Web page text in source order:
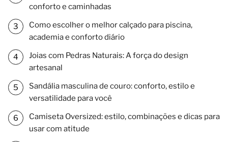
conforto e caminhadas
Como escolher o melhor calçado para piscina,
academia e conforto diário
Joias com Pedras Naturais: A força do design
artesanal
Sandália masculina de couro: conforto, estilo e
versatilidade para você
Camiseta Oversized: estilo, combinações e dicas para
usar com atitude